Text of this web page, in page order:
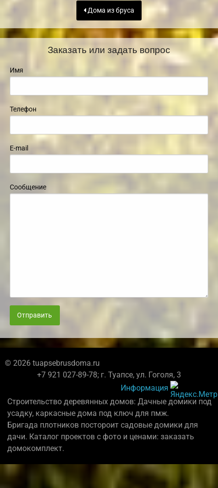
Дома из бруса
Заказать или задать вопрос
Имя
Телефон
E-mail
Сообщение
Отправить
© 2026 tuapsebrusdoma.ru
+7 921 027-89-78; г. Туапсе, ул. Гоголя, 3
Информация
Строительство деревянных домов: Дачные домики под
усадку, каркасные дома под ключ для пмж.
Бригада плотников постороит садовые домики для
дачи. Каталог проектов с фото и ценами: заказать
домокомплект.